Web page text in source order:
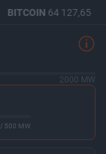
BITCOIN64 127,65
2000 MW
/ 500 MW